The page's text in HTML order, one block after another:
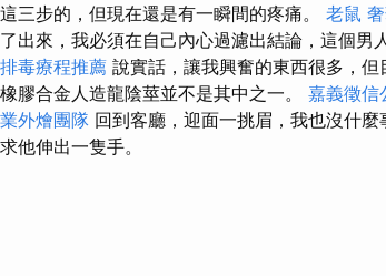
這三步的，但現在還是有一瞬間的疼痛。 老鼠
出來，我必須在自己內心過濾出結論，這個男
毒療程推薦 說實話，讓我興奮的東西很多，
膠合金人造龍陰莖並不是其中之一。 嘉義徵信
外燴團隊 回到客廳，迎面一挑眉，我也沒什
他伸出一隻手。